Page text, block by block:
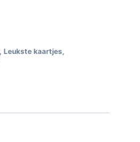
Leukste kaartjes